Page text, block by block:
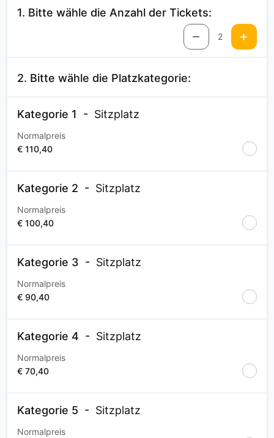
1. Bitte wähle die Anzahl der Tickets:
2
2. Bitte wähle die Platzkategorie:
Kategorie 1 Sitzplatz
Normalpreis
€ 110,40
Kategorie 2 Sitzplatz
Normalpreis
€ 100,40
Kategorie 3 Sitzplatz
Normalpreis
€ 90,40
Kategorie 4 Sitzplatz
Normalpreis
€ 70,40
Kategorie 5 Sitzplatz
Normalpreis